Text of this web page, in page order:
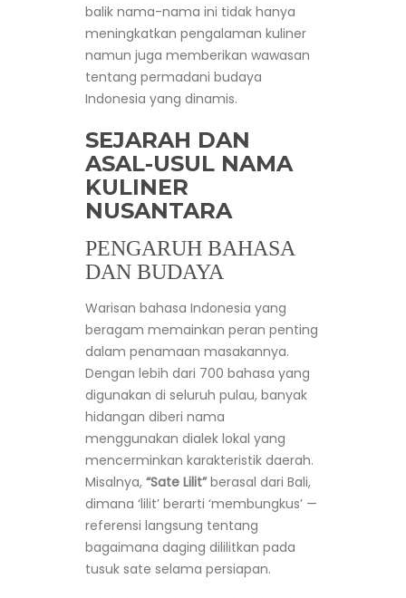
balik nama-nama ini tidak hanya
meningkatkan pengalaman kuliner
namun juga memberikan wawasan
tentang permadani budaya
Indonesia yang dinamis.
SEJARAH DAN
ASAL-USUL NAMA
KULINER
NUSANTARA
PENGARUH BAHASA
DAN BUDAYA
Warisan bahasa Indonesia yang
beragam memainkan peran penting
dalam penamaan masakannya.
Dengan lebih dari 700 bahasa yang
digunakan di seluruh pulau, banyak
hidangan diberi nama
menggunakan dialek lokal yang
mencerminkan karakteristik daerah.
Misalnya, “Sate Lilit”berasal dari Bali,
dimana ‘lilit’ berarti ‘membungkus’ —
referensi langsung tentang
bagaimana daging dililitkan pada
tusuk sate selama persiapan.